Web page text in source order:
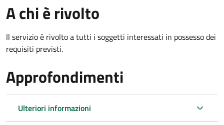
A chi è rivolto
Il servizio è rivolto a tutti i soggetti interessati in possesso dei
requisiti previsti.
Approfondimenti
Ulteriori informazioni